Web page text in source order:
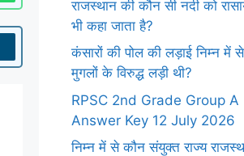
राजस्थान की कौन सी नदी को
भी कहा जाता है?
कंसारों की पोल की लड़ाई निम्न में
मुगलों के विरुद्ध लड़ी थी?
RPSC 2nd Grade Group A
Answer Key 12 July 2026
निम्न में से कौन संयुक्त राज्य